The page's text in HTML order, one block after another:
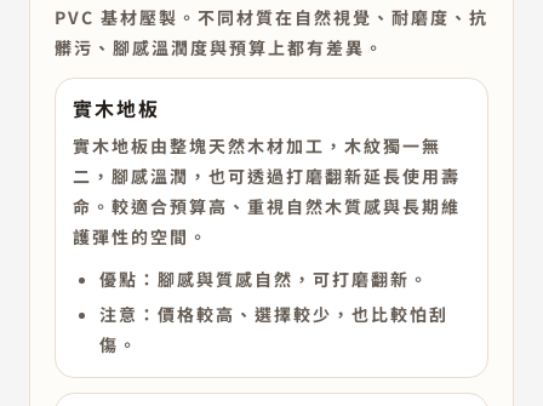
PVC 基材壓製。不同材質在自然視覺、耐磨度、抗
髒污、腳感溫潤度與預算上都有差異。
實木地板
實木地板由整塊天然木材加工，木紋獨一無
二，腳感溫潤，也可透過打磨翻新延長使用壽
命。較適合預算高、重視自然木質感與長期維
護彈性的空間。
優點：腳感與質感自然，可打磨翻新。
注意：價格較高、選擇較少，也比較怕刮
傷。